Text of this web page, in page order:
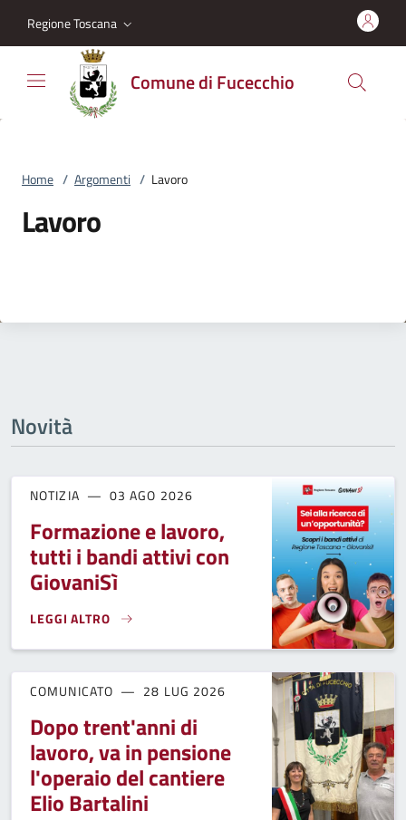
Regione Toscana
Comune di Fucecchio
Home / Argomenti / Lavoro
Lavoro
Novità
NOTIZIA 03 AGO 2026
Formazione e lavoro,
tutti i bandi attivi con
GiovaniSì
LEGGI ALTRO
FORMAZIONE E LAVORO, TUTTI I BANDI ATTIVI CON
COMUNICATO 28 LUG 2026
Dopo trent'anni di
lavoro, va in pensione
l'operaio del cantiere
Elio Bartalini